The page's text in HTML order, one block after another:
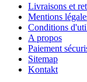
Livraisons et
Mentions
Conditions
A propos
Paiement
Sitemap
Kontakt